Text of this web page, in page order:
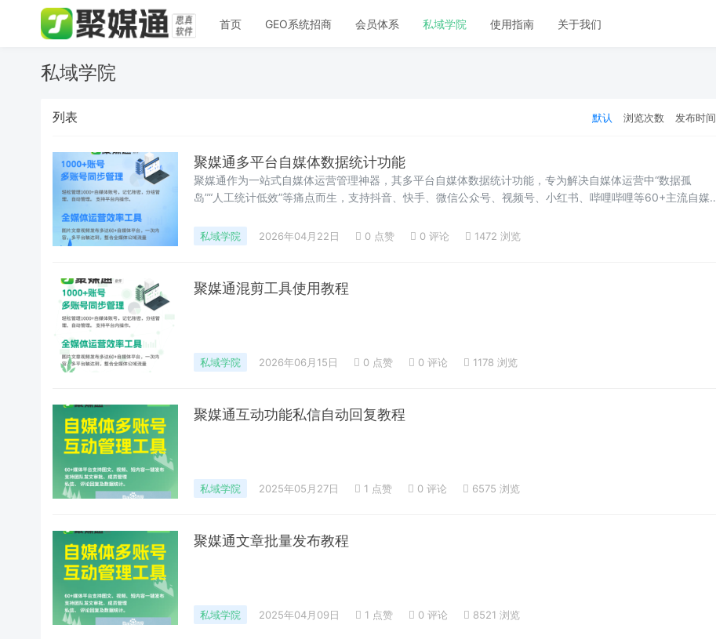
首页 GEO系统招商 会员体系 私域学院 使用指南 关于我们
私域学院
列表 默认 浏览次数 发布时间
聚媒通多平台自媒体数据统计功能
聚媒通作为一站式自媒体运营管理神器，其多平台自媒体数据统计功能，专为解决自媒体运营中“数据孤
岛”“人工统计低效”等痛点而生，支持抖音、快手、微信公众号、视频号、小红书、哔哩哔哩等60+主流自媒
细解答，全面解锁数据统计核心能力。一、核心功能基础类Q1：聚媒通数据统计功能，能实现多平台数据统
一管理吗？无需切换
私域学院 2026年04月22日 0 点赞 0 评论 1472 浏览
聚媒通混剪工具使用教程
私域学院 2026年06月15日 0 点赞 0 评论 1178 浏览
聚媒通互动功能私信自动回复教程
私域学院 2025年05月27日 1 点赞 0 评论 6575 浏览
聚媒通文章批量发布教程
私域学院 2025年04月09日 1 点赞 0 评论 8521 浏览